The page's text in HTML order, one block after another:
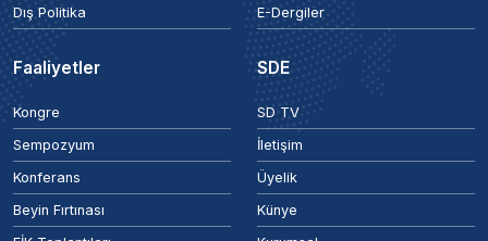
Dış Politika
E-Dergiler
Faaliyetler
Kongre
Sempozyum
Konferans
Beyin Fırtınası
SDE
SD TV
İletişim
Üyelik
Künye